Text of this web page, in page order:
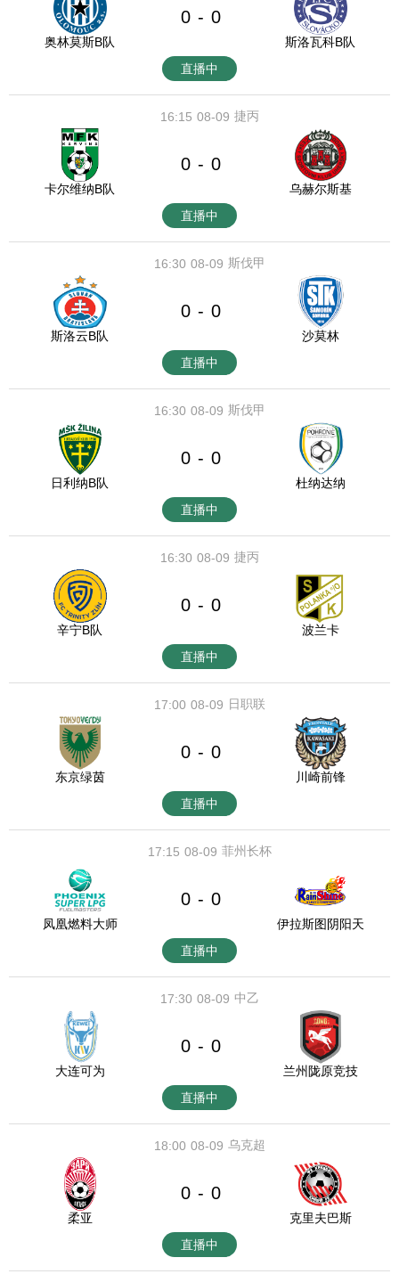
奥林莫斯B队
0 - 0
斯洛瓦科B队
直播中
08-09
16:15 捷丙
卡尔维纳B队
0 - 0
乌赫尔斯基
直播中
08-09
16:30 斯伐甲
斯洛云B队
0 - 0
沙莫林
直播中
08-09
16:30 斯伐甲
日利纳B队
0 - 0
杜纳达纳
直播中
08-09
16:30 捷丙
辛宁B队
0 - 0
波兰卡
直播中
08-09
17:00 日职联
东京绿茵
0 - 0
川崎前锋
直播中
08-09
17:15 菲州长杯
凤凰燃料大师
0 - 0
伊拉斯图阴阳天
直播中
08-09
17:30 中乙
大连可为
0 - 0
兰州陇原竞技
直播中
08-09
18:00 乌克超
柔亚
0 - 0
克里夫巴斯
直播中